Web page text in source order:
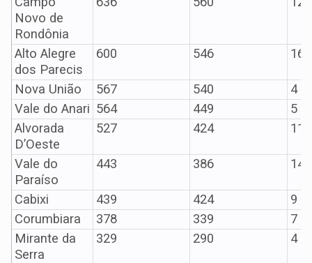
Novo de
Rondônia
Alto Alegre
dos Parecis
600 546 16
Nova União 567 540
4
Vale do Anari 564 449
5
Alvorada
D’Oeste
527 424 11
Vale do
Paraíso
443 386 14
Cabixi 439 424
9
Corumbiara
378 339
7
Mirante da
Serra
329 290 4